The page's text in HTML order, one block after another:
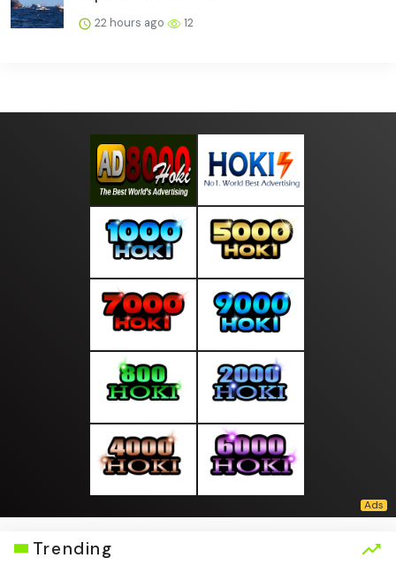
22 hours ago 12
Trending